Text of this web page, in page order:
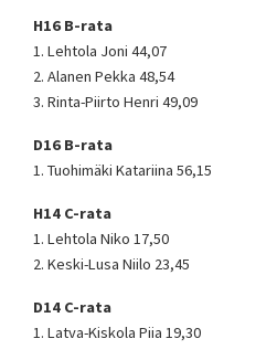
H16 B-rata
1. Lehtola Joni 44,07
2. Alanen Pekka 48,54
3. Rinta-Piirto Henri 49,09
D16 B-rata
1. Tuohimäki Katariina 56,15
H14 C-rata
1. Lehtola Niko 17,50
2. Keski-Lusa Niilo 23,45
D14 C-rata
1. Latva-Kiskola Piia 19,30